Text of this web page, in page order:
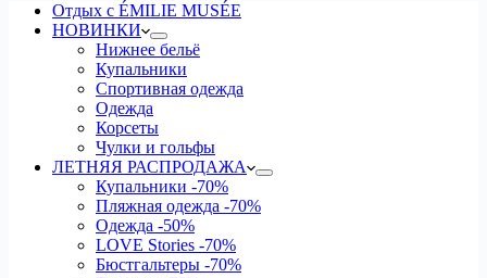
Отдых с ÉMILIE MUSÉE
НОВИНКИ
Нижнее бельё
Купальники
Спортивная одежда
Одежда
Корсеты
Чулки и гольфы
ЛЕТНЯЯ РАСПРОДАЖА
Купальники -70%
Пляжная одежда -70%
Одежда -50%
LOVE Stories -70%
Бюстгальтеры -70%